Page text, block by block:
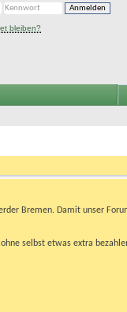
bleiben?
Bremen. Damit unser
selbst etwas extra